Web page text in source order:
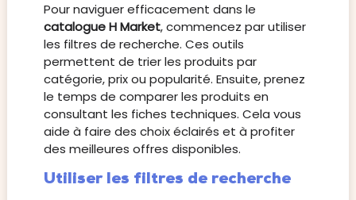
Pour naviguer efficacement dans le
catalogue H Market, commencez par utiliser
les filtres de recherche. Ces outils
permettent de trier les produits par
catégorie, prix ou popularité. Ensuite, prenez
le temps de comparer les produits en
consultant les fiches techniques. Cela vous
aide à faire des choix éclairés et à profiter
des meilleures offres disponibles.
Utiliser les filtres de recherche